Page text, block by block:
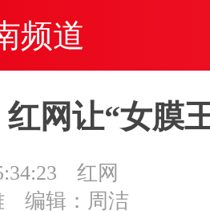
频道
网让“女膜
红网
编辑：周洁